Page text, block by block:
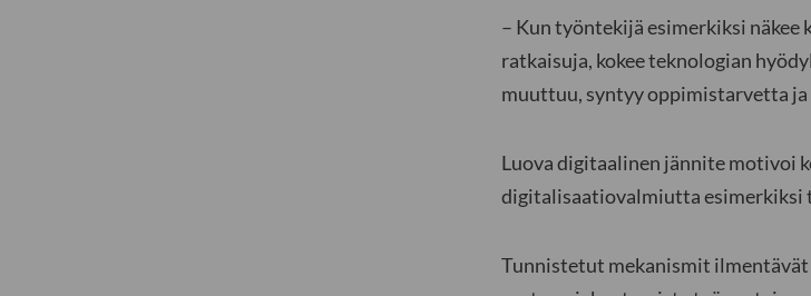
– Kun työntekijä esimerkiksi
ratkaisuja, kokee teknologian
muuttuu, syntyy oppimistarvetta ja
Luova digitaalinen jännite motivoi
digitalisaatiovalmiutta esimerkiksi
Tunnistetut mekanismit